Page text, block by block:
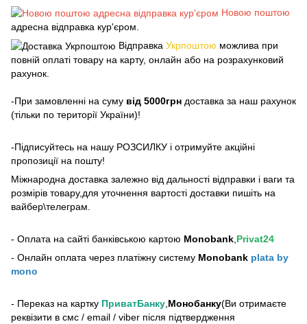
Новою поштою
адресна відправка кур'єром.
Відправка Укрпоштою можлива при
повній оплаті товару на карту, онлайн або на розрахунковий
рахунок.
-При замовленні на суму від 5000грн доставка за наш рахунок
(тільки по території України)!
-Підписуйтесь на нашу РОЗСИЛКУ і отримуйте акційні
пропозиції на пошту!
Міжнародна доставка залежно від дальності відправки і ваги та
розмірів товару,для уточнення вартості доставки пишіть на
вайбер\телеграм.
- Оплата на сайті банківською картою Monobank,Privat24
- Онлайн оплата через платіжну систему Monobank plata by
mono
- Переказ на картку ПриватБанку,Монобанку(Ви отримаєте
реквізити в смс / email / viber після підтвердження